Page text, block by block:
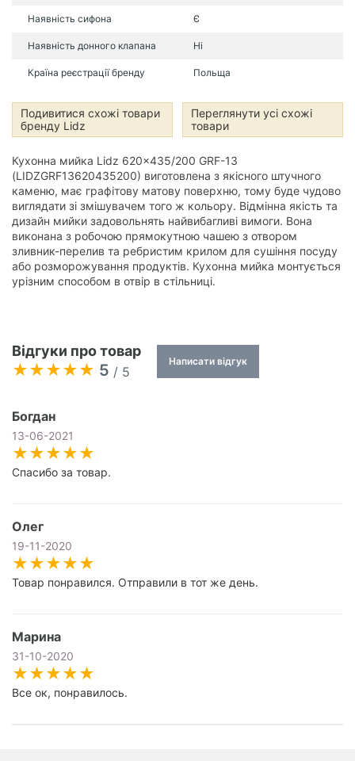
Наявність сифона Є
Наявність донного клапана Ні
Країна реєстрації бренду Польща
Подивитися схожі товари
бренду Lidz
Переглянути усі схожі
товари
Кухонна мийка Lidz 620x435/200 GRF-13
(LIDZGRF13620435200) виготовлена з якісного штучного
каменю, має графітову матову поверхню, тому буде чудово
виглядати зі змішувачем того ж кольору. Відмінна якість та
дизайн мийки задовольнять найвибагливі вимоги. Вона
виконана з робочою прямокутною чашею з отвором
зливник-перелив та ребристим крилом для сушіння посуду
або розморожування продуктів. Кухонна мийка монтується
урізним способом в отвір в стільниці.
Відгуки про товар
5 / 5
Написати відгук
Богдан
13-06-2021
Спасибо за товар.
Олег
19-11-2020
Товар понравился. Отправили в тот же день.
Марина
31-10-2020
Все ок, понравилось.